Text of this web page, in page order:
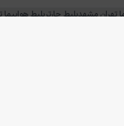
تهران مشهدبلیط چارتربلیط هواپیما